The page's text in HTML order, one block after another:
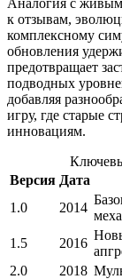
к отзывам,
комплексному
обновления
предотвращает
подводных
добавляя
игру, где старые
инновациям.
Версия Дата
1.0
2014
1.5 2016
2.0
2018